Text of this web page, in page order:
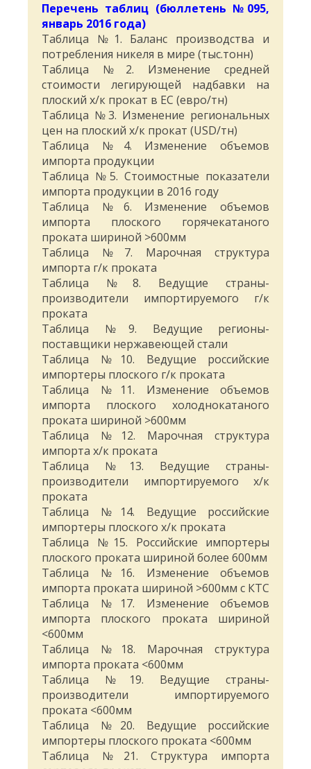
Перечень таблиц (бюллетень №095,
январь 2016 года)
Таблица №1. Баланс производства и
потребления никеля в мире (тыс.тонн)
Таблица №2. Изменение средней
стоимости легирующей надбавки на
плоский х/к прокат в ЕС (евро/тн)
Таблица №3. Изменение региональных
цен на плоский х/к прокат (USD/тн)
Таблица №4. Изменение объемов
импорта продукции
Таблица №5. Стоимостные показатели
импорта продукции в 2016 году
Таблица №6. Изменение объемов
импорта плоского горячекатаного
проката шириной >600мм
Таблица №7. Марочная структура
импорта г/к проката
Таблица №8. Ведущие страны-
производители импортируемого г/к
проката
Таблица №9. Ведущие регионы-
поставщики нержавеющей стали
Таблица №10. Ведущие российские
импортеры плоского г/к проката
Таблица №11. Изменение объемов
импорта плоского холоднокатаного
проката шириной >600мм
Таблица №12. Марочная структура
импорта х/к проката
Таблица №13. Ведущие страны-
производители импортируемого х/к
проката
Таблица №14. Ведущие российские
импортеры плоского х/к проката
Таблица №15. Российские импортеры
плоского проката шириной более 600мм
Таблица №16. Изменение объемов
импорта проката шириной >600мм с КТС
Таблица №17. Изменение объемов
импорта плоского проката шириной
<600мм
Таблица №18. Марочная структура
импорта проката <600мм
Таблица №19. Ведущие страны-
производители импортируемого
проката <600мм
Таблица №20. Ведущие российские
импортеры плоского проката <600мм
Таблица №21. Структура импорта